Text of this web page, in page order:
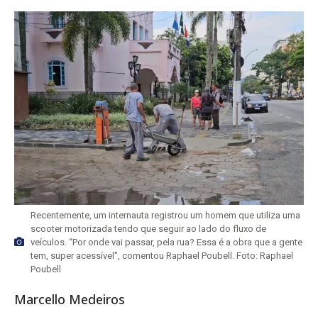
Recentemente, um internauta registrou um homem que utiliza uma
scooter motorizada tendo que seguir ao lado do fluxo de
veículos. “Por onde vai passar, pela rua? Essa é a obra que a gente
tem, super acessível", comentou Raphael Poubell. Foto: Raphael
Poubell
Marcello Medeiros